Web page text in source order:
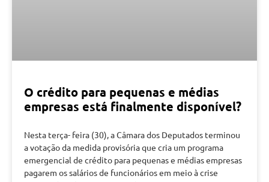
O crédito para pequenas e médias
empresas está finalmente disponível?
Nesta terça- feira (30), a Câmara dos Deputados terminou
a votação da medida provisória que cria um programa
emergencial de crédito para pequenas e médias empresas
pagarem os salários de funcionários em meio à crise